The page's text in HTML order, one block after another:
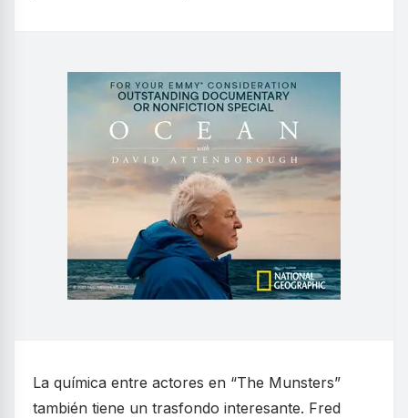
La química entre actores en “The Munsters”
también tiene un trasfondo interesante. Fred